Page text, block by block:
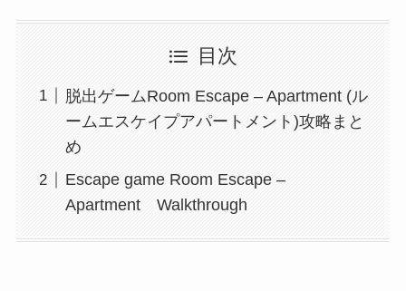
目次
脱出ゲームRoom Escape – Apartment (ル
ームエスケイプアパートメント)攻略まと
め
Escape game Room Escape –
Apartment Walkthrough